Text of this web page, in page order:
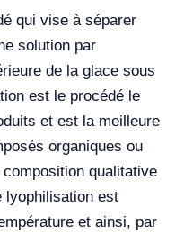
qui vise à séparer
solution par
de la glace sous
est le procédé le
et est la meilleure
organiques ou
qualitative
lyophilisation est
et ainsi, par